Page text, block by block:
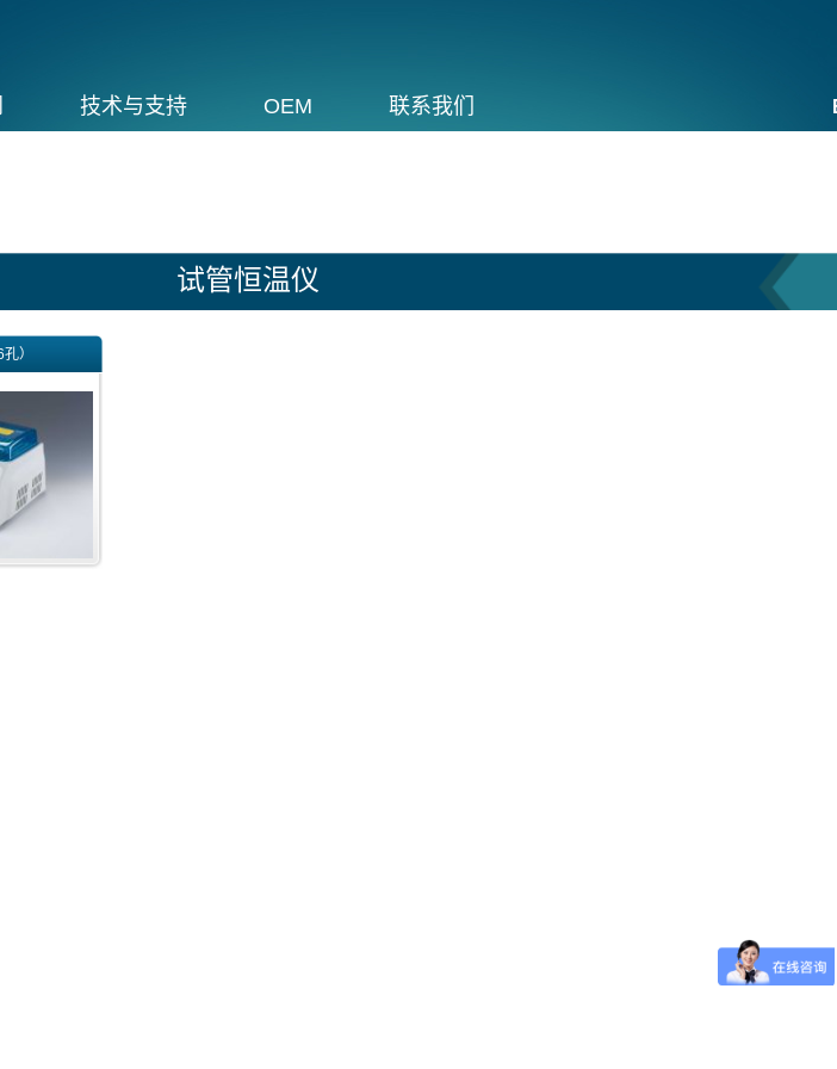
技术与支持 OEM 联系我们
试管恒温仪
）